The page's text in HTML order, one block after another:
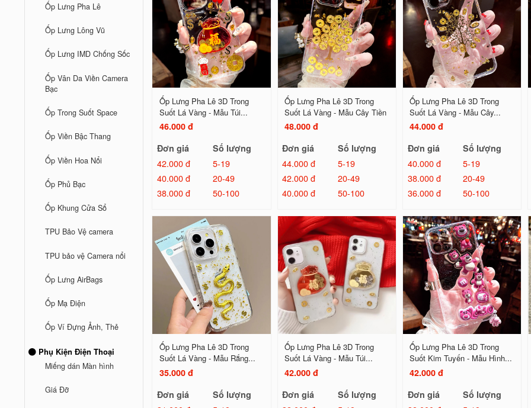
Ốp Lưng Pha Lê
Ốp Lưng Lông Vũ
Ốp Lưng IMD Chống Sốc
Ốp Vân Da Viền Camera
Bạc
Ốp Trong Suốt Space
Ốp Viền Bậc Thang
Ốp Viền Hoa Nổi
Ốp Phủ Bạc
Ốp Khung Cửa Sổ
TPU Bảo Vệ camera
TPU bảo vệ Camera nổi
Ốp Lưng AirBags
Ốp Mạ Điện
Ốp Ví Đựng Ảnh, Thẻ
Phụ Kiện Điện Thoại
Miếng dán Màn hình
Giá Đỡ
Ốp Lưng Pha Lê 3D Trong
Suốt Lá Vàng - Mẫu Túi...
46.000 đ
Đơn giá
Số lượng
42.000 đ
5-19
40.000 đ
20-49
38.000 đ
50-100
Ốp Lưng Pha Lê 3D Trong
Suốt Lá Vàng - Mẫu Cây Tiền
48.000 đ
Đơn giá
Số lượng
44.000 đ
5-19
42.000 đ
20-49
40.000 đ
50-100
Ốp Lưng Pha Lê 3D Trong
Suốt Lá Vàng - Mẫu Cây...
44.000 đ
Đơn giá
Số lượng
40.000 đ
5-19
38.000 đ
20-49
36.000 đ
50-100
Ốp Lưng Pha Lê 3D Trong
Suốt Lá Vàng - Mẫu Rắng...
35.000 đ
Đơn giá
Số lượng
Ốp Lưng Pha Lê 3D Trong
Suốt Lá Vàng - Mẫu Túi...
42.000 đ
Đơn giá
Số lượng
Ốp Lưng Pha Lê 3D Trong
Suốt Kim Tuyến - Mẫu Hình...
42.000 đ
Đơn giá
Số lượng